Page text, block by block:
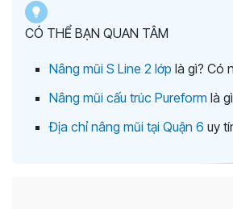
CÓ THỂ BẠN QUAN TÂM
Nâng mũi S Line 2 lớp là gì? Có
Nâng mũi cấu trúc Pureform là
Địa chỉ nâng mũi tại Quận 6 uy